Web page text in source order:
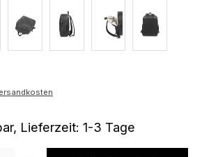
Lieferzeit: 1-3 Tage